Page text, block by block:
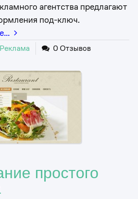
агентства предлагают
под-ключ.
0 Отзывов
простого